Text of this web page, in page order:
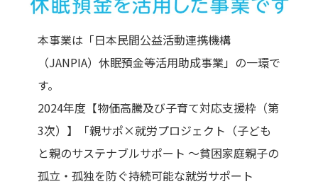
本事業は「日本民間公益活動連携機構
（JANPIA）休眠預金等活用助成事業」の一環で
す。
2024年度【物価高騰及び子育て対応支援枠（第
3次）】「親サポ×就労プロジェクト（子ども
と親のサステナブルサポート ～貧困家庭親子の
孤立・孤独を防ぐ持続可能な就労サポート